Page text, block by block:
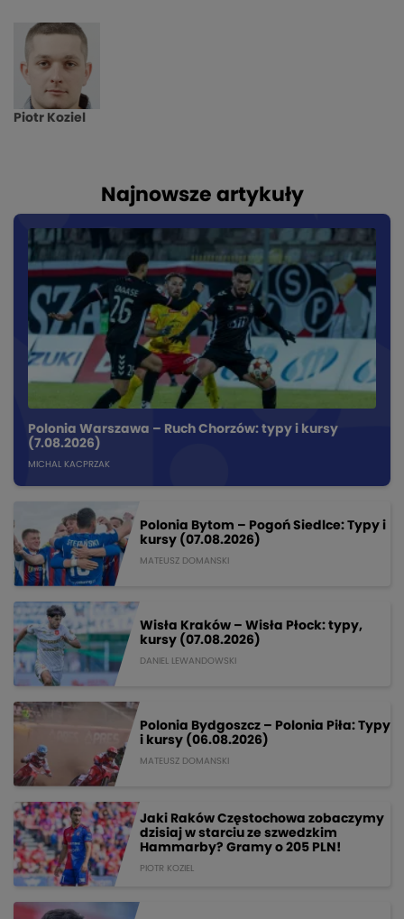
Piotr Koziel
Najnowsze artykuły
Polonia Warszawa – Ruch Chorzów: typy i kursy
(7.08.2026)
MICHAL KACPRZAK
Polonia Bytom – Pogoń Siedlce: Typy i
kursy (07.08.2026)
MATEUSZ DOMANSKI
Wisła Kraków – Wisła Płock: typy,
kursy (07.08.2026)
DANIEL LEWANDOWSKI
Polonia Bydgoszcz – Polonia Piła: Typy
i kursy (06.08.2026)
MATEUSZ DOMANSKI
Jaki Raków Częstochowa zobaczymy
dzisiaj w starciu ze szwedzkim
Hammarby? Gramy o 205 PLN!
PIOTR KOZIEL